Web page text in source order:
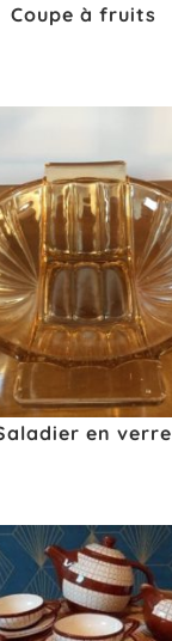
Coupe à fruits
en verre